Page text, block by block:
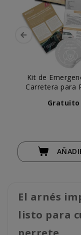
Kit de
Carretera para
Gratuito
El arnés
listo para